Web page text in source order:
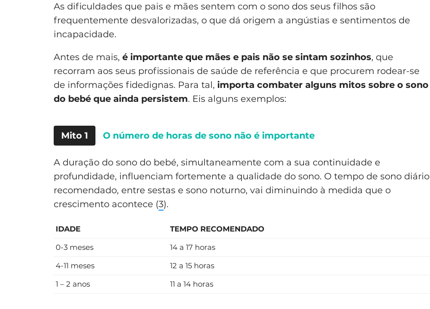
As dificuldades que pais e mães sentem com o sono dos seus filhos são
frequentemente desvalorizadas, o que dá origem a angústias e sentimentos de
incapacidade.
Antes de mais, é importante que mães e pais não se sintam sozinhos, que
recorram aos seus profissionais de saúde de referência e que procurem rodear-se
de informações fidedignas. Para tal, importa combater alguns mitos sobre o sono
do bebé que ainda persistem. Eis alguns exemplos:
Mito 1 O número de horas de sono não é importante
A duração do sono do bebé, simultaneamente com a sua continuidade e
profundidade, influenciam fortemente a qualidade do sono. O tempo de sono diário
recomendado, entre sestas e sono noturno, vai diminuindo à medida que o
crescimento acontece (3).
IDADE
TEMPO RECOMENDADO
0-3 meses
14 a 17 horas
4-11 meses
12 a 15 horas
1 – 2 anos
11 a 14 horas